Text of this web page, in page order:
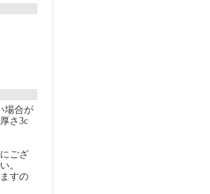
場合が
さ3c
ござ
。
すの